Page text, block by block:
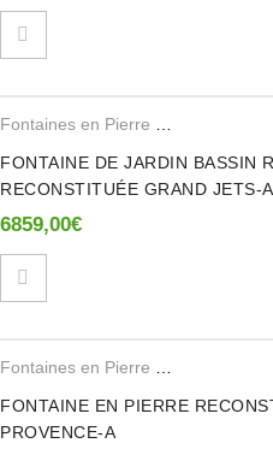
FONTAINE DE JARDIN BASSIN
RECONSTITUÉE GRAND JETS-A
6859,00€
FONTAINE EN PIERRE
PROVENCE-A